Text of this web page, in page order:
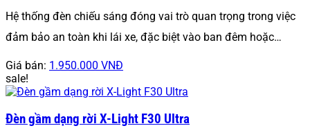
Hệ thống đèn chiếu sáng đóng vai trò quan trọng trong việc
đảm bảo an toàn khi lái xe, đặc biệt vào ban đêm hoặc…
Giá bán: 1.950.000 VNĐ
sale!
Đèn gầm dạng rời X-Light F30 Ultra